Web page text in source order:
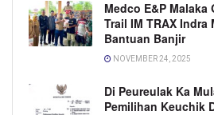
Medco E&P
Trail IM TRAX Indra
Bantuan Banjir
NOVEMBER 24, 2025
Di Peureulak Ka
Pemilihan Keuchik